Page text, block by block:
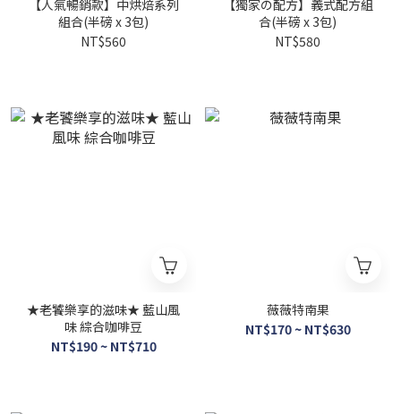
【人氣暢銷款】中烘焙系列
組合(半磅 x 3包)
NT$560
【獨家の配方】義式配方組
合(半磅 x 3包)
NT$580
★老饕樂享的滋味★ 藍山風
味 綜合咖啡豆
NT$190 ~ NT$710
薇薇特南果
NT$170 ~ NT$630